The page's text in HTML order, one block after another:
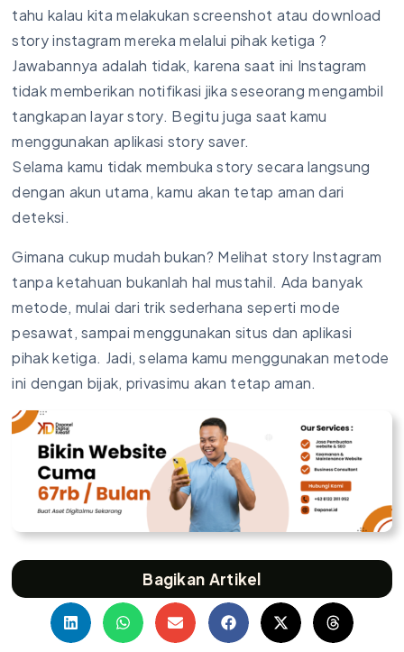
tahu kalau kita melakukan screenshot atau download
story instagram mereka melalui pihak ketiga ?
Jawabannya adalah tidak, karena saat ini Instagram
tidak memberikan notifikasi jika seseorang mengambil
tangkapan layar story. Begitu juga saat kamu
menggunakan aplikasi story saver.
Selama kamu tidak membuka story secara langsung
dengan akun utama, kamu akan tetap aman dari
deteksi.
Gimana cukup mudah bukan? Melihat story Instagram
tanpa ketahuan bukanlah hal mustahil. Ada banyak
metode, mulai dari trik sederhana seperti mode
pesawat, sampai menggunakan situs dan aplikasi
pihak ketiga. Jadi, selama kamu menggunakan metode
ini dengan bijak, privasimu akan tetap aman.
Bagikan Artikel